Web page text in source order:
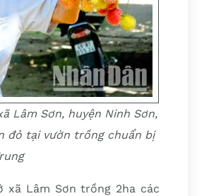
Lâm Sơn, huyện Ninh Sơn,
đỏ tại vườn trồng chuẩn bị
xã Lâm Sơn trồng 2ha các